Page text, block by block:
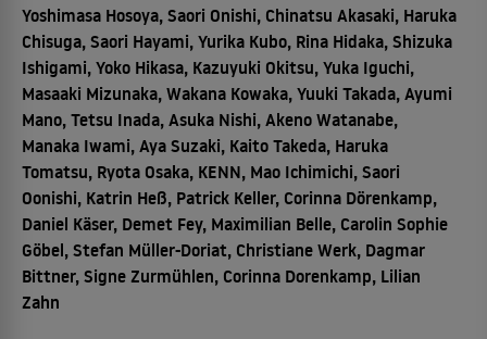
Yoshimasa Hosoya, Saori Onishi, Chinatsu Akasaki, Haruka
Chisuga, Saori Hayami, Yurika Kubo, Rina Hidaka, Shizuka
Ishigami, Yoko Hikasa, Kazuyuki Okitsu, Yuka Iguchi,
Masaaki Mizunaka, Wakana Kowaka, Yuuki Takada, Ayumi
Mano, Tetsu Inada, Asuka Nishi, Akeno Watanabe,
Manaka Iwami, Aya Suzaki, Kaito Takeda, Haruka
Tomatsu, Ryota Osaka, KENN, Mao Ichimichi, Saori
Oonishi, Katrin Heß, Patrick Keller, Corinna Dörenkamp,
Daniel Käser, Demet Fey, Maximilian Belle, Carolin Sophie
Göbel, Stefan Müller-Doriat, Christiane Werk, Dagmar
Bittner, Signe Zurmühlen, Corinna Dorenkamp, Lilian
Zahn